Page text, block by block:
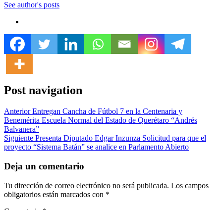
See author's posts
Post navigation
AnteriorEntregan Cancha de Fútbol 7 en la Centenaria y
Benemérita Escuela Normal del Estado de Querétaro “Andrés
Balvanera”
Siguiente Presenta Diputado Edgar Inzunza Solicitud para que el
proyecto “Sistema Batán” se analice en Parlamento Abierto
Deja un comentario
Tu dirección de correo electrónico no será publicada. Los campos
obligatorios están marcados con *